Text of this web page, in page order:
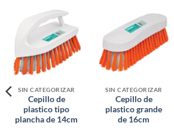
SIN CATEGORIZAR
Cepillo de
plastico tipo
plancha de 14cm
SIN CATEGORIZAR
Cepillo de
plastico grande
de 16cm